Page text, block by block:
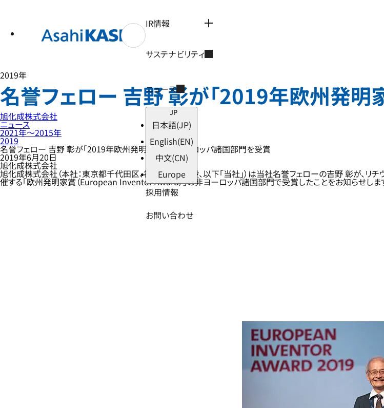
IR情報
サステナビリティ
ニュース
JP
日本語(JP)
English(EN)
中文(CN)
Europe
採用情報
お問い合わせ
2019年
名誉フェロー 吉野 彰が「2019年欧州発明
旭化成株式会社
ニュース
2021年〜2015年
2019
名誉フェロー 吉野 彰が「2019年欧州発明家賞」非ヨーロッパ諸国部門を受賞
2019年6月20日
旭化成株式会社
旭化成株式会社（本社：東京都千代田区、社長：小堀 秀毅、以下「当社」）は当社名誉フェローの吉野 彰が
催する「欧州発明家賞（European Inventor Award）」の非ヨーロッパ諸国部門で受賞したことをお知らせしま